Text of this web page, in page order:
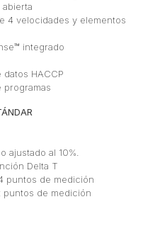
4 velocidades y elementos
integrado
datos HACCP
programas
ajustado al 10%.
Delta T
puntos de medición
puntos de medición